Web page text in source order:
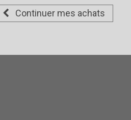
Continuer mes achats